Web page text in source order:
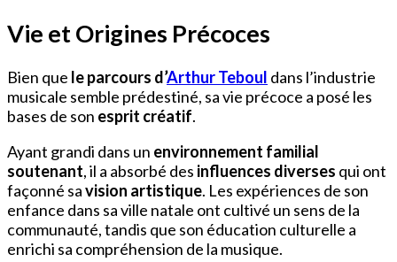
Vie et Origines Précoces
Bien que le parcours d’Arthur Teboul dans l’industrie
musicale semble prédestiné, sa vie précoce a posé les
bases de son esprit créatif.
Ayant grandi dans un environnement familial
soutenant, il a absorbé des influences diverses qui ont
façonné savision artistique. Les expériences de son
enfance dans sa ville natale ont cultivé un sens de la
communauté, tandis que son éducation culturelle a
enrichi sa compréhension de la musique.